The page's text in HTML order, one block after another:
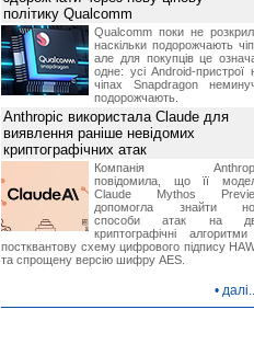
політику Qualcomm
Qualcomm поки не
наскільки подорожчають
але для покупців це
одне: усі Android-пристрої
чіпах Snapdragon
подорожчають.
Anthropic використала Claude для
виявлення раніше невідомих
криптографічних атак
Компанія
повідомила, що її
Claude Mythos
допомогла знайти
способи атак на
криптографічні
постквантову схему цифрового підпису
та спрощену версію шифру AES.
•